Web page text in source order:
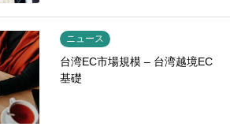
ニュース
台湾EC市場規模 – 台湾越境EC
基礎